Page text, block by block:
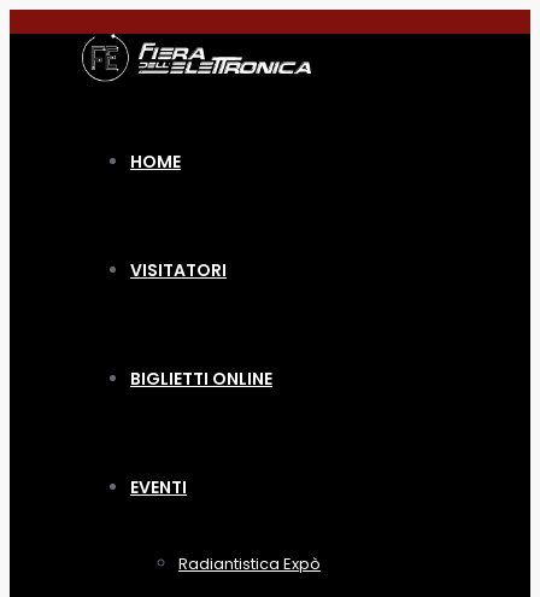
HOME
VISITATORI
BIGLIETTI ONLINE
EVENTI
Radiantistica Expò